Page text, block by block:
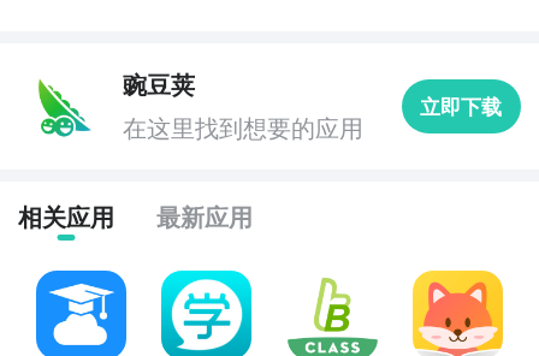
茄ToDo》有效提升学习效率，同时支持待办清单、数据
统计等功能，适合学生和职场人士在日常生活中培养自
律习惯。
4. 《Forest》
这是一款以“种树”形式鼓励专注的趣味小工具。当用户
开始专注时，APP中会种下一棵树，若中途退出则树木
枯萎。坚持专注可积累森林，还能参与环保植树项目。
它将学习与生活美学结合，是寓教于乐的休闲型应用。
豌豆荚
在这里找到想要的应用
立即下载
相关应用 最新应用